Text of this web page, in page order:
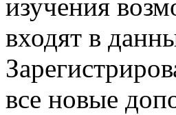
изучения
входят в
все новые